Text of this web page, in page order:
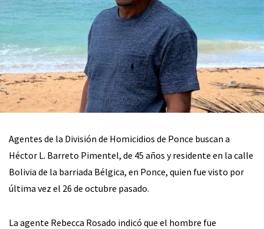
Agentes de la División de Homicidios de Ponce buscan a
Héctor L. Barreto Pimentel, de 45 años y residente en la calle
Bolivia de la barriada Bélgica, en Ponce, quien fue visto por
última vez el 26 de octubre pasado.
La agente Rebecca Rosado indicó que el hombre fue